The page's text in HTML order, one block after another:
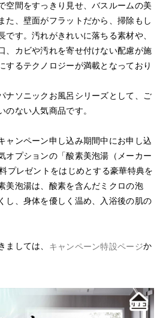
空間をすっきり見せ、バスルームの美
た、壁面がフラットだから、掃除もし
です。汚れがきれいに落ちる素材や、
、カビや汚れを寄せ付けない配慮が施
するテクノロジーが満載となっており
ナソニックお風呂シリーズとして、ご
のない人気商品です。
ャンペーン申し込み期間中にお申し込
オプションの「酸素美泡湯（メーカー
プレゼントをはじめとする豪華特典を
美泡湯は、酸素を含んだミクロの泡
し、身体を優しく温め、入浴後の肌の
ましては、 キャンペーン特設ページか